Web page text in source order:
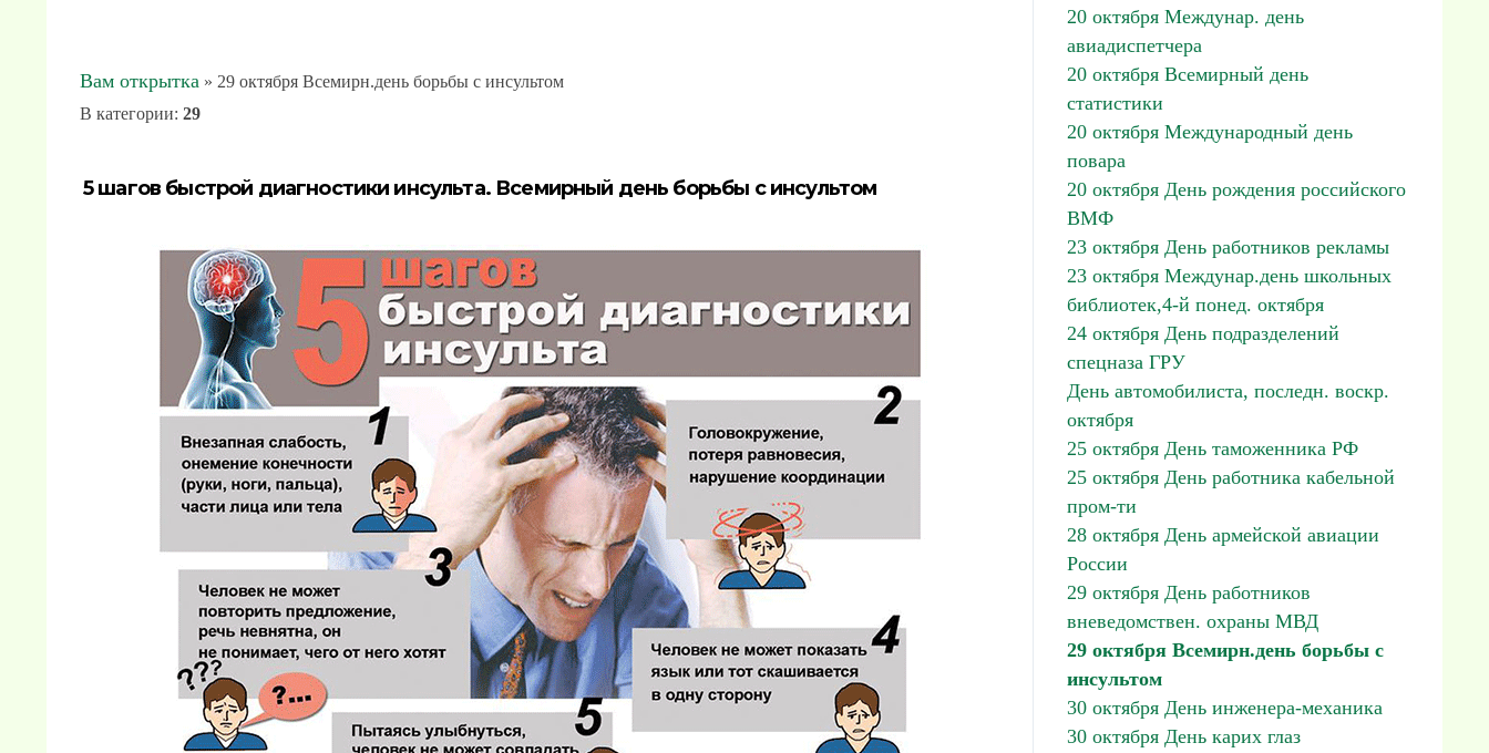
Вам открытка » 29 октября Всемирн.день борьбы с инсультом
В категории: 29
5 шагов быстрой диагностики инсульта. Всемирный день борьбы с инсультом
20 октября Междунар. день
авиадиспетчера
20 октября Всемирный день
статистики
20 октября Международный день
повара
20 октября День рождения российского
ВМФ
23 октября День работников рекламы
23 октября Междунар.день школьных
библиотек,4-й понед. октября
24 октября День подразделений
спецназа ГРУ
День автомобилиста, последн. воскр.
октября
25 октября День таможенника РФ
25 октября День работника кабельной
пром-ти
28 октября День армейской авиации
России
29 октября День работников
вневедомствен. охраны МВД
29 октября Всемирн.день борьбы с
инсультом
30 октября День инженера-механика
30 октября День карих глаз